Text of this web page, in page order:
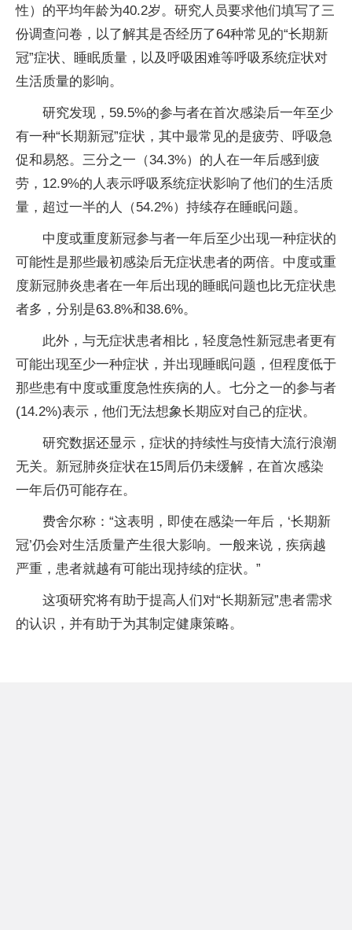
性）的平均年龄为40.2岁。研究人员要求他们填写了三
份调查问卷，以了解其是否经历了64种常见的“长期新
冠”症状、睡眠质量，以及呼吸困难等呼吸系统症状对
生活质量的影响。
研究发现，59.5%的参与者在首次感染后一年至少
有一种“长期新冠”症状，其中最常见的是疲劳、呼吸急
促和易怒。三分之一（34.3%）的人在一年后感到疲
劳，12.9%的人表示呼吸系统症状影响了他们的生活质
量，超过一半的人（54.2%）持续存在睡眠问题。
中度或重度新冠参与者一年后至少出现一种症状的
可能性是那些最初感染后无症状患者的两倍。中度或重
度新冠肺炎患者在一年后出现的睡眠问题也比无症状患
者多，分别是63.8%和38.6%。
此外，与无症状患者相比，轻度急性新冠患者更有
可能出现至少一种症状，并出现睡眠问题，但程度低于
那些患有中度或重度急性疾病的人。七分之一的参与者
(14.2%)表示，他们无法想象长期应对自己的症状。
研究数据还显示，症状的持续性与疫情大流行浪潮
无关。新冠肺炎症状在15周后仍未缓解，在首次感染
一年后仍可能存在。
费舍尔称：“这表明，即使在感染一年后，‘长期新
冠’仍会对生活质量产生很大影响。一般来说，疾病越
严重，患者就越有可能出现持续的症状。”
这项研究将有助于提高人们对“长期新冠”患者需求
的认识，并有助于为其制定健康策略。